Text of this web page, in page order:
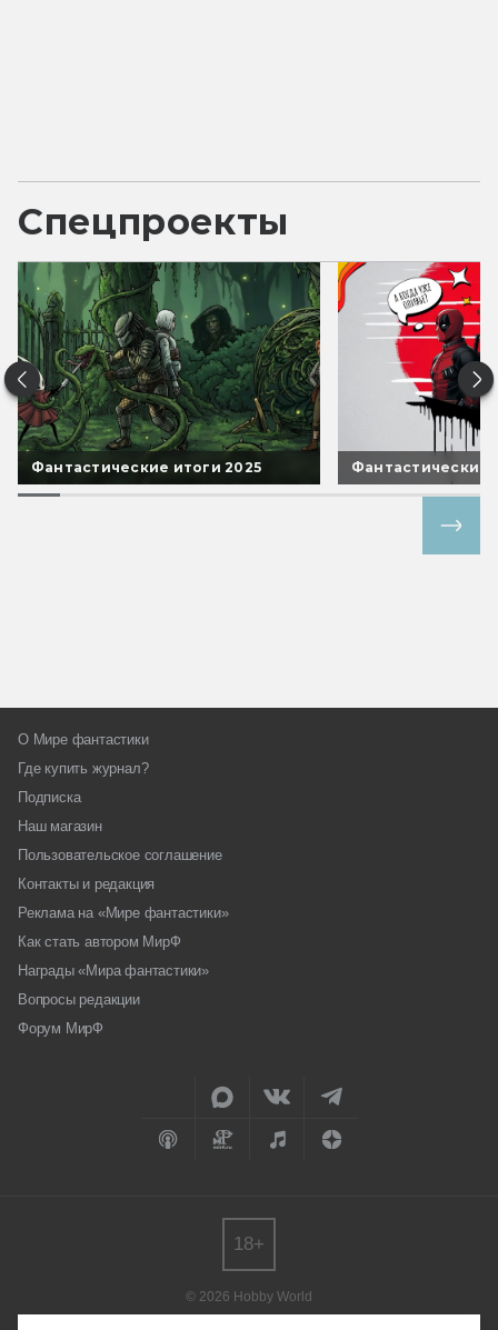
Спецпроекты
Фантастические итоги 2025 Фантастические
О Мире фантастики
Где купить журнал?
Подписка
Наш магазин
Пользовательское соглашение
Контакты и редакция
Реклама на «Мире фантастики»
Как стать автором МирФ
Награды «Мира фантастики»
Вопросы редакции
Форум МирФ
© 2026 Hobby World
18+